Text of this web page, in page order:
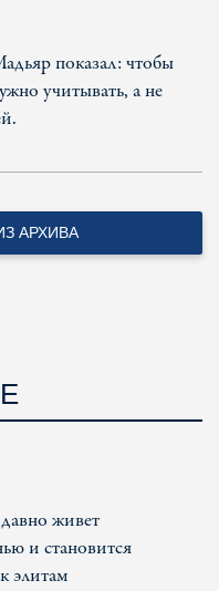
показал: чтобы
учитывать, а не
АРХИВА
живет
и становится
элитам